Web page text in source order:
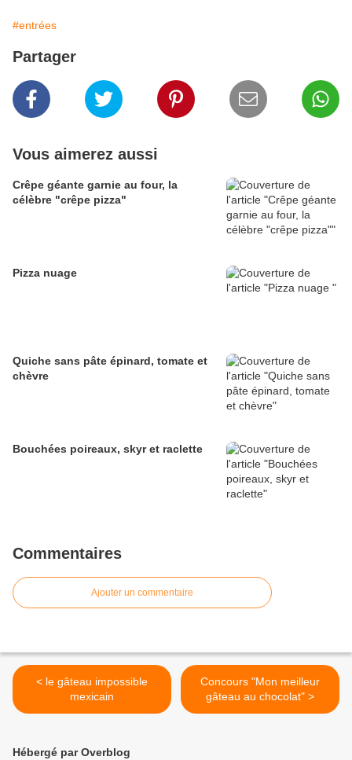
#entrées
Partager
Vous aimerez aussi
Crêpe géante garnie au four, la
célèbre "crêpe pizza"
Pizza nuage
Quiche sans pâte épinard, tomate et
chèvre
Bouchées poireaux, skyr et raclette
Commentaires
Ajouter un commentaire
< le gâteau impossible
mexicain
Concours "Mon meilleur
gâteau au chocolat" >
Hébergé par Overblog